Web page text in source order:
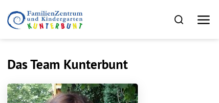
Das Team Kunterbunt